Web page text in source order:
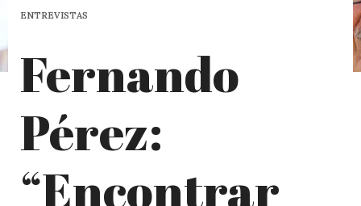
ENTREVISTAS
Fernando
Pérez:
“Encontrar